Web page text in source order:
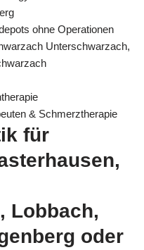
ohne Operationen
Unterschwarzach,
& Schmerztherapie
für
Lobbach,
oder